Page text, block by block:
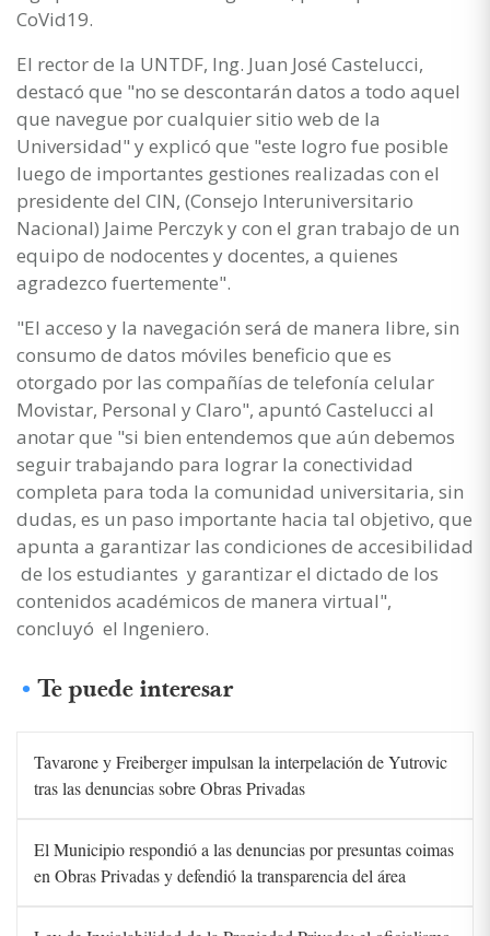
CoVid19.
El rector de la UNTDF, Ing. Juan José Castelucci,
destacó que "no se descontarán datos a todo aquel
que navegue por cualquier sitio web de la
Universidad" y explicó que "este logro fue posible
luego de importantes gestiones realizadas con el
presidente del CIN, (Consejo Interuniversitario
Nacional) Jaime Perczyk y con el gran trabajo de un
equipo de nodocentes y docentes, a quienes
agradezco fuertemente".
"El acceso y la navegación será de manera libre, sin
consumo de datos móviles beneficio que es
otorgado por las compañías de telefonía celular
Movistar, Personal y Claro", apuntó Castelucci al
anotar que "si bien entendemos que aún debemos
seguir trabajando para lograr la conectividad
completa para toda la comunidad universitaria, sin
dudas, es un paso importante hacia tal objetivo, que
apunta a garantizar las condiciones de accesibilidad
de los estudiantes y garantizar el dictado de los
contenidos académicos de manera virtual",
concluyó el Ingeniero.
Te puede interesar
Tavarone y Freiberger impulsan la interpelación de Yutrovic
tras las denuncias sobre Obras Privadas
El Municipio respondió a las denuncias por presuntas coimas
en Obras Privadas y defendió la transparencia del área